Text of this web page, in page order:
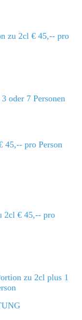
zu 2cl € 45,-- pro
oder 7 Personen
45,-- pro Person
2cl € 45,-- pro
zu 2cl plus 1